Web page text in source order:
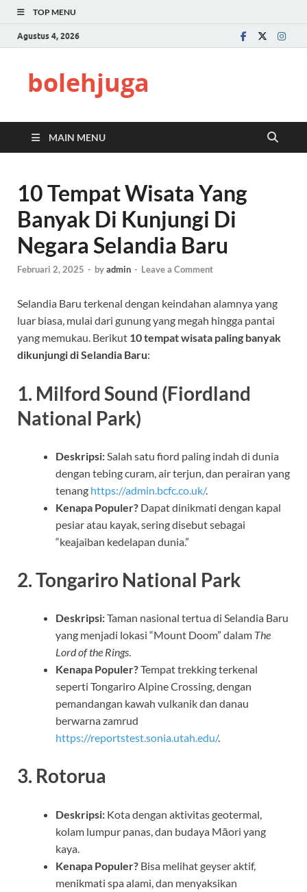
TOP MENU
Agustus 4, 2026
bolehjuga
MAIN MENU
10 Tempat Wisata Yang
Banyak Di Kunjungi Di
Negara Selandia Baru
Februari 2, 2025 - byadmin - Leave a Comment
Selandia Baru terkenal dengan keindahan alamnya yang
luar biasa, mulai dari gunung yang megah hingga pantai
yang memukau. Berikut 10 tempat wisata paling banyak
dikunjungi di Selandia Baru:
1. Milford Sound (Fiordland
National Park)
Deskripsi: Salah satu fiord paling indah di dunia
dengan tebing curam, air terjun, dan perairan yang
tenang https://admin.bcfc.co.uk/.
Kenapa Populer? Dapat dinikmati dengan kapal
pesiar atau kayak, sering disebut sebagai
“keajaiban kedelapan dunia.”
2. Tongariro National Park
Deskripsi:Taman nasional tertua di Selandia Baru
yang menjadi lokasi “Mount Doom” dalam The
Lord of the Rings.
Kenapa Populer?Tempat trekking terkenal
seperti Tongariro Alpine Crossing, dengan
pemandangan kawah vulkanik dan danau
berwarna zamrud
https://reportstest.sonia.utah.edu/.
3. Rotorua
Deskripsi: Kota dengan aktivitas geotermal,
kolam lumpur panas, dan budaya Māori yang
kaya.
Kenapa Populer? Bisa melihat geyser aktif,
menikmati spa alami, dan menyaksikan